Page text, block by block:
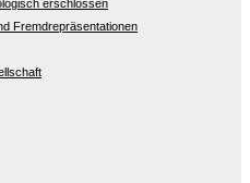
erschlossen
Fremdrepräsentationen